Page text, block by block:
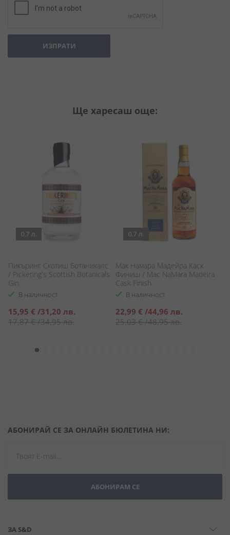
ИЗПРАТИ
Ще харесаш още:
0.7 л.
Пикъринг Скотиш Ботаникалс
/ Pickering's Scottish Botanicals
Gin
В наличност
Специална
цена
15,95 € /31,20 лв.
17,87 €/34,95 лв.
0.7 л.
Мак Намара Мадейра Каск
Финиш / Mac NaMara Madeira
Cask Finish
В наличност
Специална
цена
22,99 € /44,96 лв.
25,03 €/48,95 лв.
АБОНИРАЙ СЕ ЗА ОНЛАЙН БЮЛЕТИНА НИ:
АБОНИРАМ СЕ
ЗА S&D